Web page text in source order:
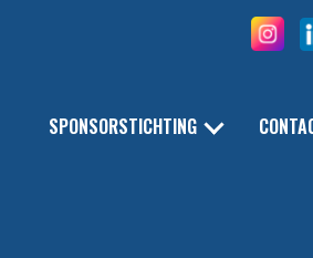
SPONSORSTICHTING